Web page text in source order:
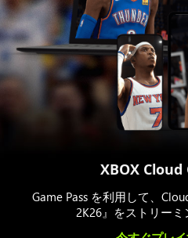
XBOX
Game Pass を利用して、
2K26』をストリーミ